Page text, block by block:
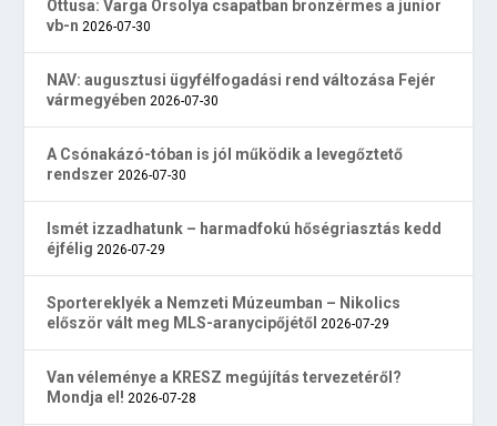
Öttusa: Varga Orsolya csapatban bronzérmes a junior
vb-n 2026-07-30
NAV: augusztusi ügyfélfogadási rend változása Fejér
vármegyében 2026-07-30
A Csónakázó-tóban is jól működik a levegőztető
rendszer 2026-07-30
Ismét izzadhatunk – harmadfokú hőségriasztás kedd
éjfélig 2026-07-29
Sportereklyék a Nemzeti Múzeumban – Nikolics
először vált meg MLS-aranycipőjétől 2026-07-29
Van véleménye a KRESZ megújítás tervezetéről?
Mondja el! 2026-07-28